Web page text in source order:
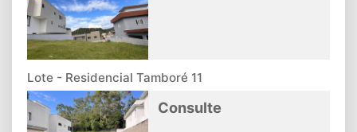
Lote - Residencial Tamboré 11
Consulte